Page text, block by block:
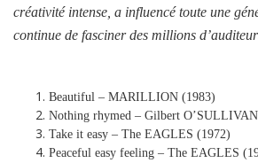
créativité intense, a influencé toute une
continue de fasciner des millions
Beautiful – MARILLION (1983)
Nothing rhymed – Gilbert
Take it easy – The EAGLES (1972)
Peaceful easy feeling – The EAGLES